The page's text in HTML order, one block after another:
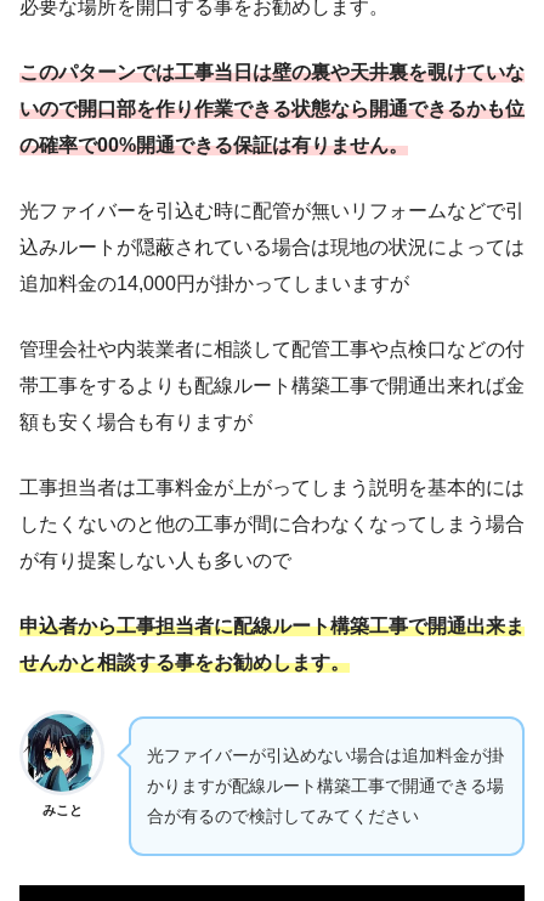
必要な場所を開口する事をお勧めします。
このパターンでは工事当日は壁の裏や天井裏を覗けていな
いので開口部を作り作業できる状態なら開通できるかも位
の確率で00%開通できる保証は有りません。
光ファイバーを引込む時に配管が無いリフォームなどで引
込みルートが隠蔽されている場合は現地の状況によっては
追加料金の14,000円が掛かってしまいますが
管理会社や内装業者に相談して配管工事や点検口などの付
帯工事をするよりも配線ルート構築工事で開通出来れば金
額も安く場合も有りますが
工事担当者は工事料金が上がってしまう説明を基本的には
したくないのと他の工事が間に合わなくなってしまう場合
が有り提案しない人も多いので
申込者から工事担当者に配線ルート構築工事で開通出来ま
せんかと相談する事をお勧めします。
みこと
光ファイバーが引込めない場合は追加料金が掛
かりますが配線ルート構築工事で開通できる場
合が有るので検討してみてください